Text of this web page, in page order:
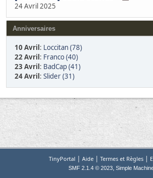
24 Avril 2025
Anniversaires
10 Avril: Loccitan (78)
22 Avril: Franco (40)
23 Avril: BadCap (41)
24 Avril: Slider (31)
TinyPortal | Aide| Termes et Règles|
SMF 2.1.4 © 2023, Simple